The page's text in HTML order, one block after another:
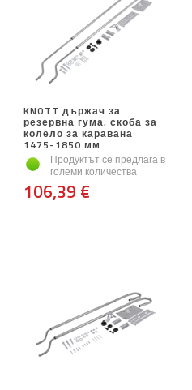
KNOTT държач за
резервна гума, скоба за
колело за каравана
1475-1850 мм
Продуктът се предлага в
големи количества
106,39 €